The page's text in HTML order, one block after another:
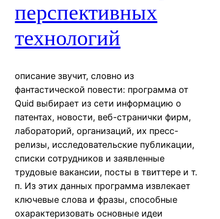
перспективных
технологий
описание звучит, словно из
фантастической повести: программа от
Quid выбирает из сети информацию о
патентах, новости, веб-странички фирм,
лабораторий, организаций, их пресс-
релизы, исследовательские публикации,
списки сотрудников и заявленные
трудовые вакансии, посты в твиттере и т.
п. Из этих данных программа извлекает
ключевые слова и фразы, способные
охарактеризовать основные идеи